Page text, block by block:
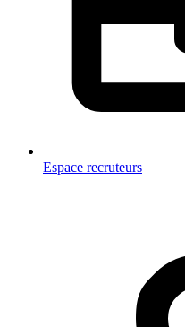
Espace recruteurs